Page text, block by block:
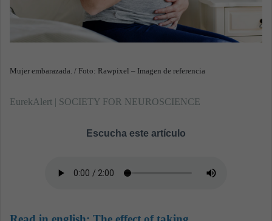
Mujer embarazada. / Foto: Rawpixel – Imagen de referencia
EurekAlert | SOCIETY FOR NEUROSCIENCE
Escucha este artículo